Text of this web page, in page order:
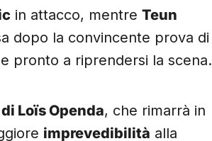
in attacco, mentre Teun
dopo la convincente prova di
pronto a riprendersi la scena.
Loïs Openda, che rimarrà in
imprevedibilità alla